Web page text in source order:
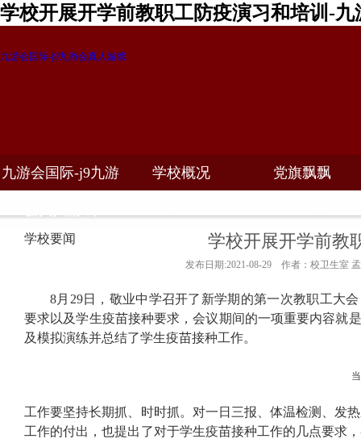
学校开展开学前教职工防疫演习和培训-九
九游会国际-j9九游会真人游戏
九游会国际-j9九游 学校概况 党旗飘飘
学校要闻 学校开展开学前教
发布日期:2021-08-29 作者：校卫生室
8月 29日，敬业中学召开了新学期的第一次教职工大
要求以及学生疫苗接种要求，会议期间的一项重要内容就
及模拟演练并总结了学生疫苗接种工作。
工作要坚持长期抓、时时抓。对一日三报、体温检测、发
工作的付出，也提出了对于学生疫苗接种工作的几点要求